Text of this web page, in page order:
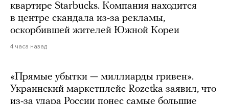
квартире Starbucks. Компания находится
в центре скандала из-за рекламы,
оскорбившей жителей Южной Кореи
4 часа назад
«Прямые убытки — миллиарды гривен».
Украинский маркетплейс Rozetka заявил, что
из-за удара России понес самые большие